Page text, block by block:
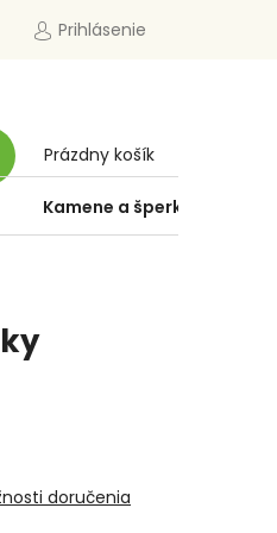
Prihlásenie
KOŠÍK
Prázdny košík
Kamene a šperky
doručenia